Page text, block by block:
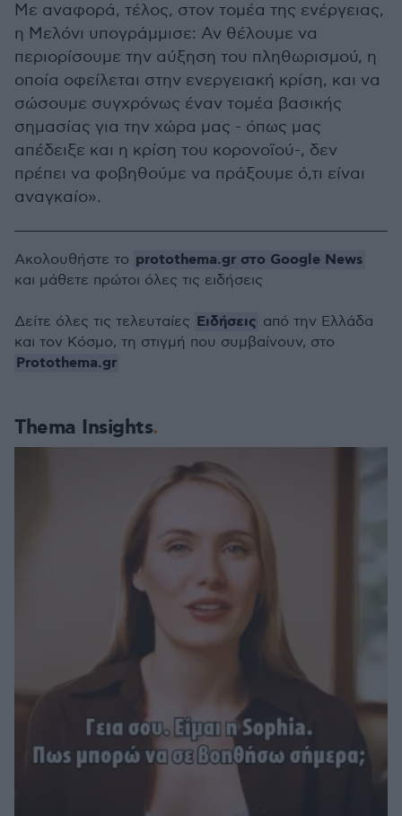
Με αναφορά, τέλος, στον τομέα της ενέργειας,
η Μελόνι υπογράμμισε: Αν θέλουμε να
περιορίσουμε την αύξηση του πληθωρισμού, η
οποία οφείλεται στην ενεργειακή κρίση, και να
σώσουμε συγχρόνως έναν τομέα βασικής
σημασίας για την χώρα μας - όπως μας
απέδειξε και η κρίση του κορονοϊού-, δεν
πρέπει να φοβηθούμε να πράξουμε ό,τι είναι
αναγκαίο».
Thema Insights
Ακολουθήστε το protothema.gr στο Google News
και μάθετε πρώτοι όλες τις ειδήσεις
Δείτε όλες τις τελευταίες Ειδήσεις από την Ελλάδα
και τον Κόσμο, τη στιγμή που συμβαίνουν, στο
Protothema.gr